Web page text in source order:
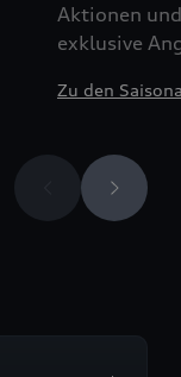
Aktionen
exklusive
Zu den